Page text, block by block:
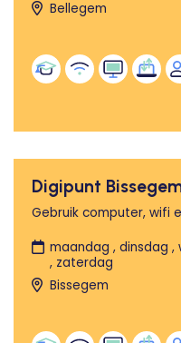
Bellegem
Digipunt
Gebruik computer, wifi
maandag , dinsdag ,
, zaterdag
Bissegem